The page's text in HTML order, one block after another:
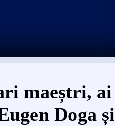
maeștri, ai
Doga și